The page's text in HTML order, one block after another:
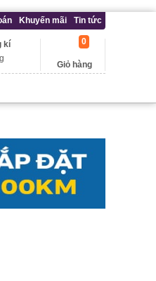
Khuyến mãi Tin tức
kí
Giỏ hàng
0